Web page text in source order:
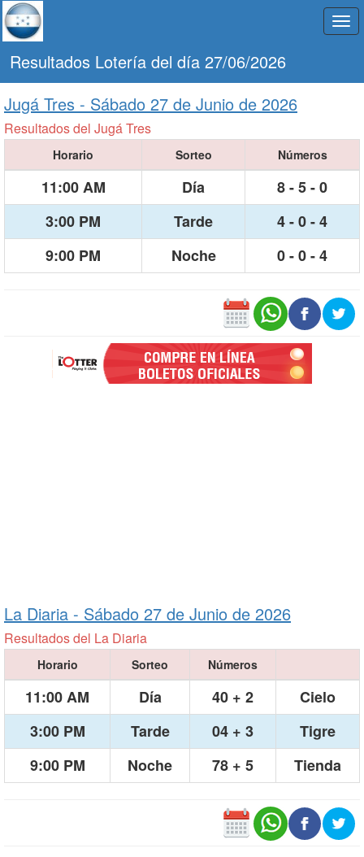
Resultados Lotería del día 27/06/2026
Jugá Tres - Sábado 27 de Junio de 2026
Resultados del Jugá Tres
Horario Sorteo Números
11:00 AM Día
8 - 5 - 0
3:00 PM
Tarde
4 - 0 - 4
9:00 PM
Noche 0 - 0 - 4
La Diaria - Sábado 27 de Junio de 2026
Resultados del La Diaria
Horario Sorteo Números
11:00 AM Día 40 + 2
Cielo
3:00 PM
Tarde 04 + 3
Tigre
9:00 PM
Noche 78 + 5 Tienda